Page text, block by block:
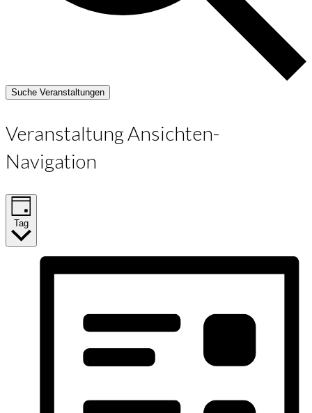
Suche Veranstaltungen
Veranstaltung Ansichten-
Navigation
Tag